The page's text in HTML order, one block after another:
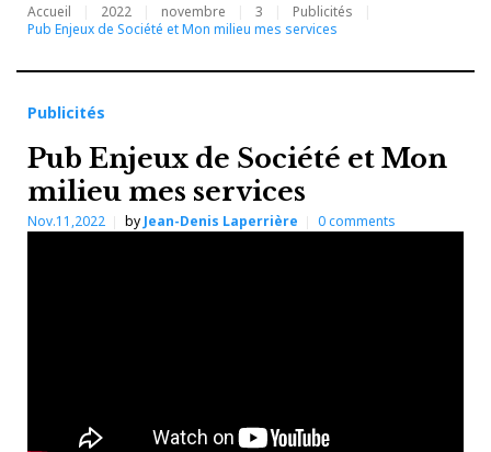
Accueil 2022 novembre 3
Publicités
Pub Enjeux de Société et Mon milieu mes services
Publicités
Pub Enjeux de Société et Mon
milieu mes services
Nov.11,2022 by Jean-Denis Laperrière 0comments